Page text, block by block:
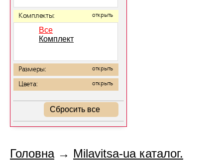
Комплекты: открыть
Все
Комплект
Размеры: открыть
Цвета: открыть
Сбросить все
Головна→ Milavitsa-ua каталог.